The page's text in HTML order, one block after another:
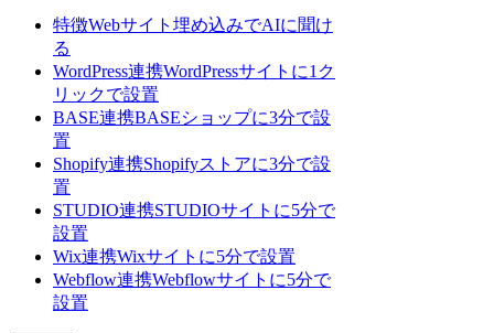
特徴Webサイト埋め込みでAIに聞け
る
WordPress連携WordPressサイトに1ク
リックで設置
BASE連携BASEショップに3分で設
置
Shopify連携Shopifyストアに3分で設
置
STUDIO連携STUDIOサイトに5分で
設置
Wix連携Wixサイトに5分で設置
Webflow連携Webflowサイトに5分で
設置